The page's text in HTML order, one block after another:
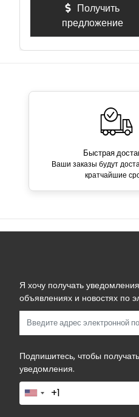
Получить
предложение
Быстрая
Ваши заказы будут
кратчайшие
Я хочу получать
объявлениях и новостях по
Подпишитесь, чтобы
уведомления.